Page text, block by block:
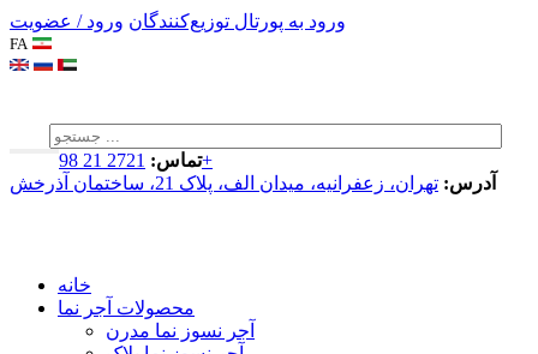
ورود به پورتال توزیع‌کنندگان ورود / عضویت
FA
تماس:2721 21 98+
آدرس: تهران، زعفرانیه، میدان الف، پلاک 21، ساختمان آذرخش
خانه
محصولات آجر نما
آجر نسوز نما مدرن